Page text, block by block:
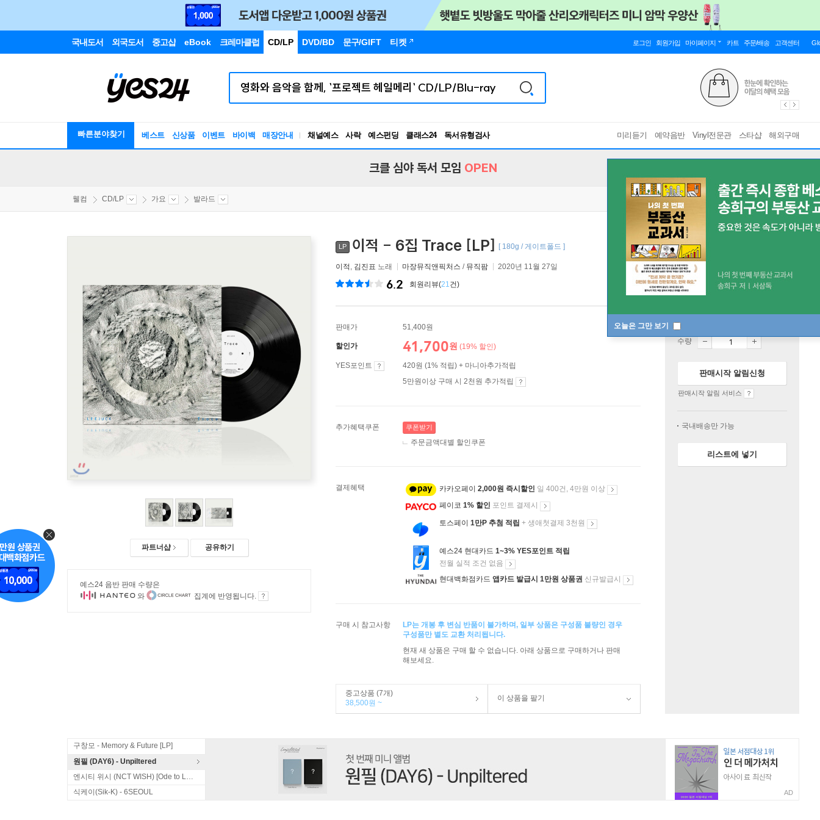
국내도서 외국도서 중고샵 eBook 크레마클럽 CD/LP DVD/BD 문구/GIFT 티켓 로그인 회원가입 마이페이지 카트 주문/배송 고객센터
빠른분야찾기 베스트 신상품 이벤트 바이백 매장안내 채널예스 사락 예스펀딩 클래스24
독서유형검사
RBTI Lab
미리듣기 예약음반 Vinyl전문관 스타샵 해외구매
오늘은 그만 보기
크클 심야 독서 모임 OPEN
웰컴 CD/LP 가요 발라드
파트너샵 공유하기
예스24 음반 판매 수량은
와
집계에 반영됩니다.
LP 이적 - 6집 Trace [LP] [ 180g / 게이트폴드 ]
이적 , 김진표 노래 마장뮤직앤픽처스 / 뮤직팜 2020년 11월 27일
6.2 회원리뷰(21건)
판매가 51,400원
할인가 41,700원 (19% 할인)
YES포인트
420원 (1% 적립) + 마니아추가적립
5만원이상 구매 시 2천원 추가적립
추가혜택쿠폰 쿠폰받기
주문금액대별 할인쿠폰
결제혜택 카카오페이 2,000원 즉시할인 일 400건, 4만원 이상
페이코 1% 할인 포인트 결제시
토스페이 1만P 추첨 적립 + 생애첫결제 3천원
예스24 현대카드 1~3% YES포인트 적립
전월 실적 조건 없음
현대백화점카드 앱카드 발급시 1만원 상품권 신규발급시
구매 시 참고사항
LP는 개봉 후 변심 반품이 불가하며, 일부 상품은 구성품 불량인 경우
구성품만 별도 교환 처리됩니다.
현재 새 상품은 구매 할 수 없습니다. 아래 상품으로 구매하거나 판매
해보세요.
중고상품 (7개)
38,500원 ~
이 상품을 팔기
절판
수량
판매시작 알림신청
판매시작 알림 서비스
국내배송만 가능
리스트에 넣기
구창모 - Memory & Future [LP]
원필 (DAY6) - Unpiltered
엔시티 위시 (NCT WISH) [Ode to Love]
식케이(Sik-K) - 6SEOUL
AD